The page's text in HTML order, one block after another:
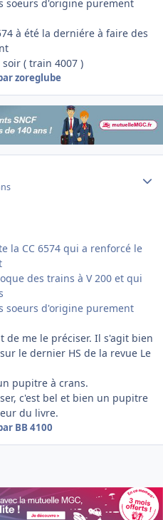
soeurs d'origine purement
à été la derniére à faire des
( train 4007 )
zoreglube
la CC 6574 qui a renforcé le
des trains à V 200 et qui
soeurs d'origine purement
de me le préciser. Il s'agit bien
le dernier HS de la revue Le
pupitre à crans.
c'est bel et bien un pupitre
du livre.
BB 4100